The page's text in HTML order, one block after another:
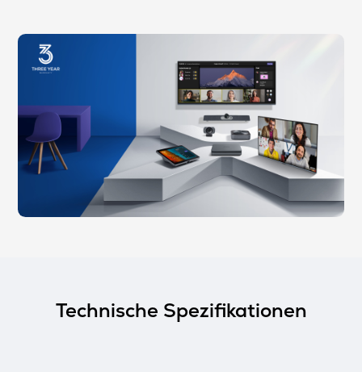
Technische Spezifikationen